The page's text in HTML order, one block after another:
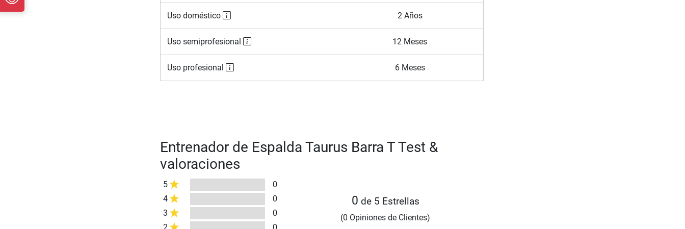
Uso doméstico 2 Años
Uso semiprofesional 12 Meses
Uso profesional 6 Meses
Entrenador de Espalda Taurus Barra T Test &
valoraciones
5
0
4
0
3
0
2
0
0 de 5 Estrellas
(0 Opiniones de Clientes)